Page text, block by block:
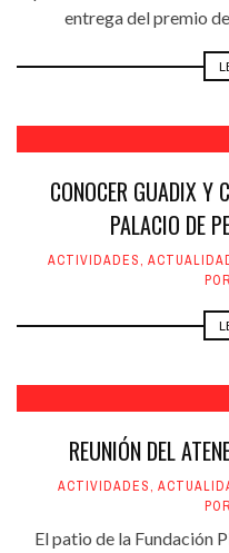
entrega del premio
CONOCER GUADIX Y
PALACIO DE
ACTIVIDADES,
REUNIÓN DEL
ACTIVIDADES,
El patio de la Fundación